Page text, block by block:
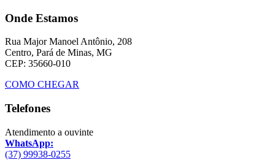
Onde Estamos
Rua Major Manoel Antônio, 208
Centro, Pará de Minas, MG
CEP: 35660-010
COMO CHEGAR
Telefones
Atendimento a ouvinte
WhatsApp:
(37) 99938-0255